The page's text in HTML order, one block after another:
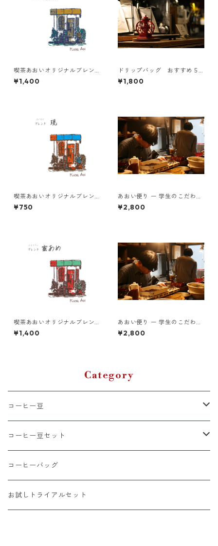
喫茶あおいオリジナルブレン
ド 黒森 200g
¥1,400
ドリップバッグ おすすめ５
種10個入り
¥1,800
喫茶あおいオリジナルブレン
ド 現 100g
¥750
あおい便り ー 学生のこだわり
とともに届く、月に一度の珈
琲時間 ー200g×2種類(粉)
¥2,800
喫茶あおいオリジナルブレン
ド 蜜あめ 200g
¥1,400
あおい便り ー 学生のこだわり
とともに届く、月に一度の珈
琲時間 ー200g×2種類(豆)
¥2,800
Category
コーヒー豆
ブレンド
シングルオリジン
浅煎り
コーヒー豆セット
おすすめコーヒーセット
送料無料定期便
コーヒーバッグ
お試しトライアルセット